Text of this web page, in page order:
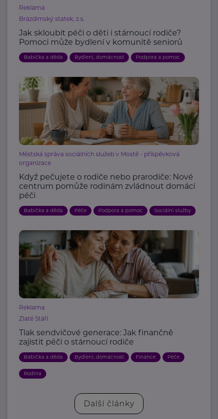
Reklama
Brázdimský statek, z.s.
Jak skloubit péči o děti i stárnoucí rodiče?
Pomoci může bydlení v komunitě seniorů
Babička a děda Bydlení, domácnost Podpora a pomoc
Městská správa sociálních služeb v Mostě - příspěvková
organizace
Když pečujete o rodiče nebo prarodiče: Nové
centrum pomůže rodinám zvládnout domácí
péči
Babička a děda Péče Podpora a pomoc Sociální služby
Reklama
Zlaté Stáří
Tlak sendvičové generace: Jak finančně
zajistit péči o stárnoucí rodiče
Babička a děda Bydlení, domácnost Finance Péče
Rodina
Další články